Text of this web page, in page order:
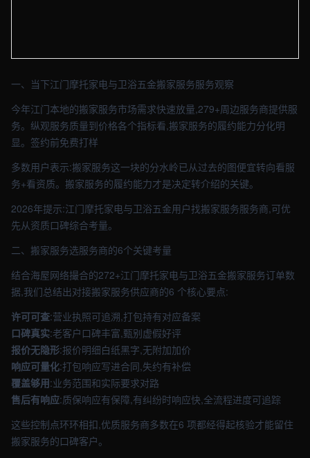
一、当下江门摩托家电与卫浴五金搬家服务服务观察
今年江门本地的搬家服务市场需求快速放量,279+周边服务商提供服
务。纵观服务质量到价格各个指标看,搬家服务的履约能力分化明
显。签约前免费打样
多数用户表示:搬家服务这一块的分水岭已从过去的图便宜转向看服
务+看资质。搬家服务的履约能力才是决定转介绍的关键。
2026年提示:江门摩托家电与卫浴五金用户找搬家服务服务商,可优
先从资质口碑综合考量。
二、搬家服务选服务商的6个关键考量
结合海屋网络撮合的272+江门摩托家电与卫浴五金搬家服务订单数
据,我们总结出对接搬家服务供应商的6 个核心要点:
许可可查:营业执照可追溯,打包持有对应备案
口碑真实:老客户口碑丰富,甄别虚假好评
报价无隐形:报价明细白纸黑字,无附加加价
响应可量化:打包响应写进合同,失约有补偿
覆盖够用:业务范围和实际要求对路
售后有响应:质保响应有保障,有纠纷时响应快,全流程进度可追踪
这些控制点环环相扣,优质服务商多数在6 项都经得起核验才能留住
搬家服务的口碑客户。